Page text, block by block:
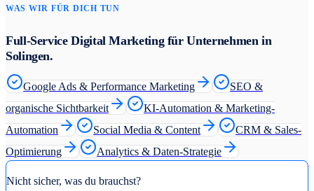
WAS WIR FÜR DICH TUN
Full-Service Digital Marketing für Unternehmen in
Solingen.
Google Ads & Performance Marketing
SEO &
organische Sichtbarkeit
KI-Automation & Marketing-
Automation
Social Media & Content
CRM & Sales-
Optimierung
Analytics & Daten-Strategie
Nicht sicher, was du brauchst?